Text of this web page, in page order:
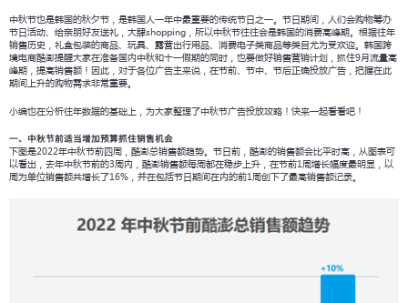
以下入驻材料，能更顺利地完成注册与下店：
限公司企业营业执照
身份证件
服务商收款账户
服务商签订的协议履行确认书
法定代表人手机号进行账户注册
还未准备好，需要咨询
中秋节也是韩国的秋夕节，是韩国人一年中最重要的传统节日之一。节日期间，人们会购物筹办
节日活动、给亲朋好友送礼，大肆shopping，所以中秋节往往会是韩国的消费高峰期。根据往年
销售历史，礼盒包装的商品、玩具、露营出行用品、消费电子类商品等类目尤为受欢迎。韩国跨
境电商酷澎提醒大家在准备国内中秋和十一假期的同时，也要做好销售营销计划，抓住9月流量高
峰期，提高销售额！因此，对于各位广告主来说，在节前、节中、节后正确投放广告，把握在此
期间上升的购物需求非常重要。
小编也在分析往年数据的基础上，为大家整理了中秋节广告投放攻略！快来一起看看吧！
一、中秋节前适当增加预算抓住销售机会
下图是2022年中秋节前四周，酷澎总销售额趋势。节日前，酷澎的销售额会比平时高，从图表可
以看出，去年中秋节前的3周内，酷澎销售额每周都在稳步上升，在节前1周增长幅度最明显，以
周为单位销售额共增长了16%，并在包括节日期间在内的前1周创下了最高销售额记录。